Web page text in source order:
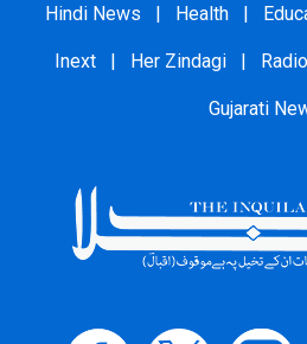
Hindi News | Health |
Inext | Her Zindagi |
Gujarati